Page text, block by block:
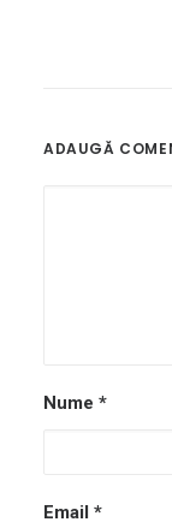
ADAUGĂ
Nume *
Email *